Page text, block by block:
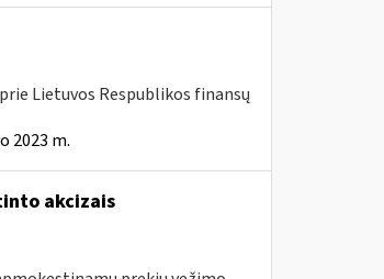
Lietuvos Respublikos finansų
2023 m.
akcizais